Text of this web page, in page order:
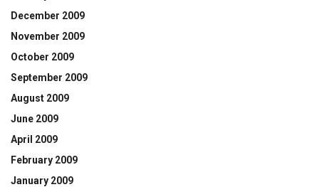
December 2009
November 2009
October 2009
September 2009
August 2009
June 2009
April 2009
February 2009
January 2009